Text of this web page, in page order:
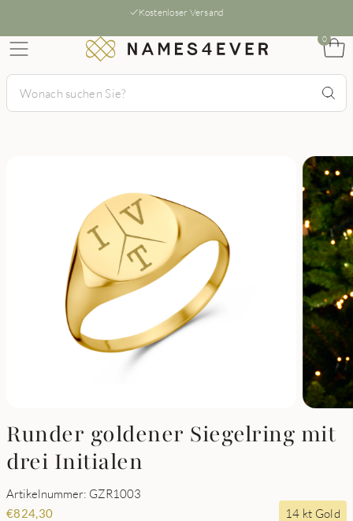
Kostenloser Versand
0
Runder goldener Siegelring mit
drei Initialen
Artikelnummer: GZR1003
€824,30 14 kt Gold